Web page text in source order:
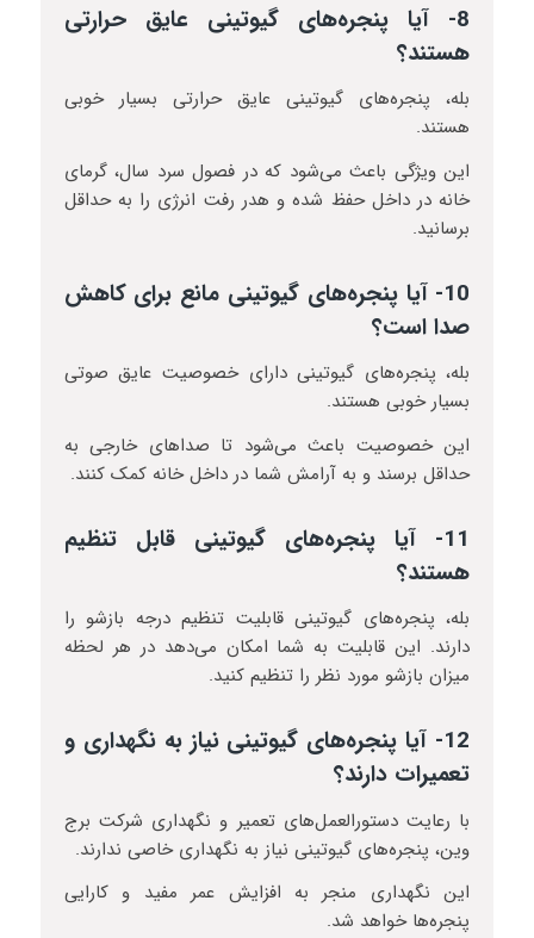
8- آیا پنجره‌های گیوتینی عایق حرارتی
هستند؟
بله، پنجره‌های گیوتینی عایق حرارتی بسیار خوبی
هستند.
این ویژگی باعث می‌شود که در فصول سرد سال، گرمای
خانه در داخل حفظ شده و هدر رفت انرژی را به حداقل
برسانید.
10- آیا پنجره‌های گیوتینی مانع برای کاهش
صدا است؟
بله، پنجره‌های گیوتینی دارای خصوصیت عایق صوتی
بسیار خوبی هستند.
این خصوصیت باعث می‌شود تا صداهای خارجی به
حداقل برسند و به آرامش شما در داخل خانه کمک کنند.
11- آیا پنجره‌های گیوتینی قابل تنظیم
هستند؟
بله، پنجره‌های گیوتینی قابلیت تنظیم درجه بازشو را
دارند. این قابلیت به شما امکان می‌دهد در هر لحظه
میزان بازشو مورد نظر را تنظیم کنید.
12- آیا پنجره‌های گیوتینی نیاز به نگهداری و
تعمیرات دارند؟
با رعایت دستورالعمل‌های تعمیر و نگهداری شرکت برج
وین، پنجره‌های گیوتینی نیاز به نگهداری خاصی ندارند.
این نگهداری منجر به افزایش عمر مفید و کارایی
پنجره‌ها خواهد شد.